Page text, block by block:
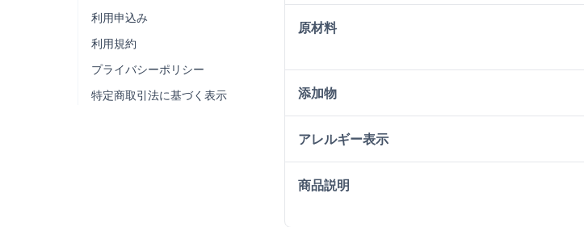
利用申込み
利用規約
プライバシーポリシー
特定商取引法に基づく表示
原材料
添加物
アレルギー表示
商品説明